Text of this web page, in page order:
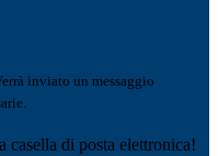
inviato un messaggio
casella di posta elettronica!